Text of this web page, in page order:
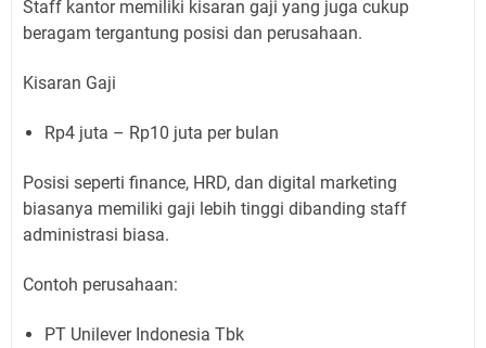
Staff kantor memiliki kisaran gaji yang juga cukup
beragam tergantung posisi dan perusahaan.
Kisaran Gaji
Rp4 juta – Rp10 juta per bulan
Posisi seperti finance, HRD, dan digital marketing
biasanya memiliki gaji lebih tinggi dibanding staff
administrasi biasa.
Contoh perusahaan:
PT Unilever Indonesia Tbk